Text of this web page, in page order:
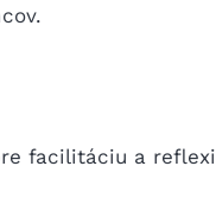
facilitáciu a